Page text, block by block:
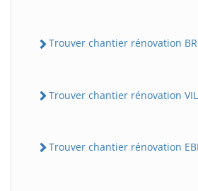
Trouver chantier rénovation
Trouver chantier rénovation
Trouver chantier rénovation